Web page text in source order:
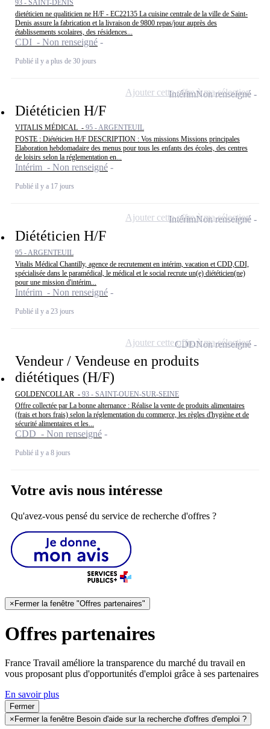
93 - SAINT-DENIS
dietéticien ne qualiticien ne H/F - EC22135 La cuisine centrale de la ville de Saint-
Denis assure la fabrication et la livraison de 9800 repas/jour auprès des
établissements scolaires, des résidences...
CDI - Non renseigné
Publié il y a plus de 30 jours
Diététicien H/F
VITALIS MÉDICAL - 95 - ARGENTEUIL
POSTE : Diététicien H/F DESCRIPTION : Vos missions Missions principales
Elaboration hebdomadaire des menus pour tous les enfants des écoles, des centres
de loisirs selon la réglementation en...
Intérim - Non renseigné
Publié il y a 17 jours
IntérimNon renseigné
Ajouter cette offre à ma sélection
Diététicien H/F
95 - ARGENTEUIL
Vitalis Médical Chantilly, agence de recrutement en intérim, vacation et CDD,CDI,
spécialisée dans le paramédical, le médical et le social recrute un(e) diététicien(ne)
pour une mission d'intérim...
Intérim - Non renseigné
Publié il y a 23 jours
IntérimNon renseigné
Ajouter cette offre à ma sélection
Vendeur / Vendeuse en produits
diététiques (H/F)
GOLDENCOLLAR - 93 - SAINT-OUEN-SUR-SEINE
Offre collectée par La bonne alternance : Réalise la vente de produits alimentaires
(frais et hors frais) selon la réglementation du commerce, les règles d'hygiène et de
sécurité alimentaires et les...
CDD - Non renseigné
Publié il y a 8 jours
CDDNon renseigné
Ajouter cette offre à ma sélection
Votre avis nous intéresse
Qu'avez-vous pensé du service de recherche d'offres ?
×Fermer la fenêtre "Offres partenaires"
Offres partenaires
France Travail améliore la transparence du marché du travail en
vous proposant plus d'opportunités d'emploi grâce à ses partenaires
En savoir plus
Fermer
× Fermer la fenêtre Besoin d'aide sur la recherche d'offres d'emploi ?